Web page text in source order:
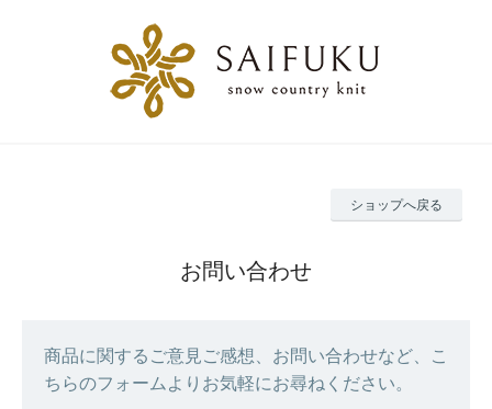
ショップへ戻る
お問い合わせ
商品に関するご意見ご感想、お問い合わせなど、こ
ちらのフォームよりお気軽にお尋ねください。